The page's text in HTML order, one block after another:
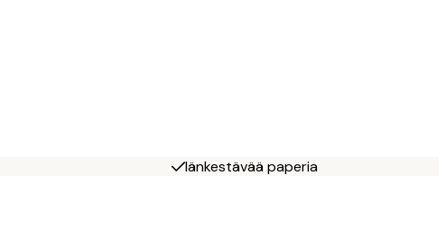
Iänkestävää paperia